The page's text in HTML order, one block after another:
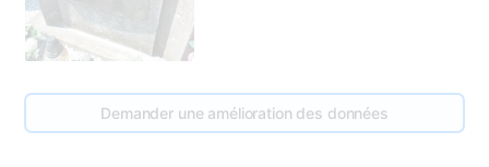
Demander une amélioration des données